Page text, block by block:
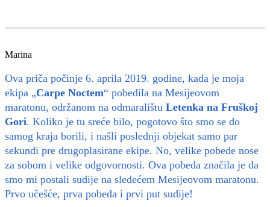
Marina
Ova priča počinje 6. aprila 2019. godine, kada je moja
ekipa „Carpe Noctem“ pobedila na Mesijeovom
maratonu, održanom na odmaralištu Letenka na Fruškoj
Gori. Koliko je tu sreće bilo, pogotovo što smo se do
samog kraja borili, i našli poslednji objekat samo par
sekundi pre drugoplasirane ekipe. No, velike pobede nose
za sobom i velike odgovornosti. Ova pobeda značila je da
smo mi postali sudije na sledećem Mesijeovom maratonu.
Prvo učešće, prva pobeda i prvi put sudije!